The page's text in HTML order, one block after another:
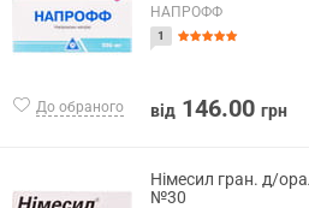
До обраного
НАПРОФФ
1
від 146.00 грн
Німесил гран. д/
№30